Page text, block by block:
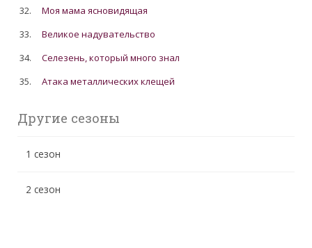
32.
Моя мама ясновидящая
33.
Великое надувательство
34.
Cелезень, который много знал
35.
Атака металлических клещей
Другие сезоны
1 сезон
2 сезон